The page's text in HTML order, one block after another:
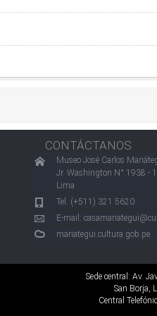
CONTÁCTANOS
Museo José Carlos
Jr. Washington N° 1938 -
Lima
Tel. (+511) 321 5620
E-mail:
mariategui.cultura.gob.pe
Sede central: Av.
San Borja,
Central